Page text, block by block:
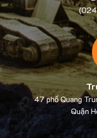
47 phố Quang
Quận